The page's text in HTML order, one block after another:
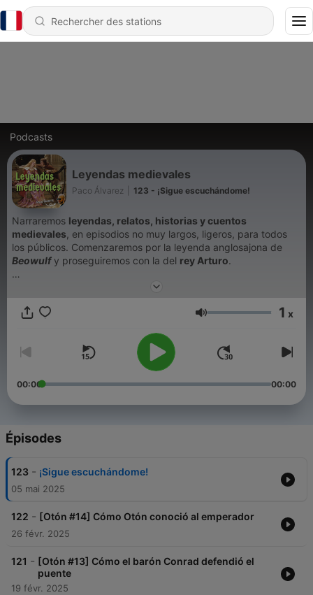
Podcasts
Leyendas medievales
Paco Álvarez 123 - ¡Sigue escuchándome!
Narraremos leyendas, relatos, historias y cuentos
medievales , en episodios no muy largos, ligeros, para todos
los públicos. Comenzaremos por la leyenda anglosajona de
Beowulfy proseguiremos con la del rey Arturo.
🏰
👉 Y si te gustan los relatos de este tipo, ¡no te pierdas mis
! Los tienes todos en ACADEMIALATIN.com/podcast
Volume 1 x
00:00 00:00
Épisodes
123 - ¡Sigue escuchándome!
05 mai 2025
122 - [Otón #14] Cómo Otón conoció al emperador
26 févr. 2025
121 - [Otón #13] Cómo el barón Conrad defendió el
puente
19 févr. 2025